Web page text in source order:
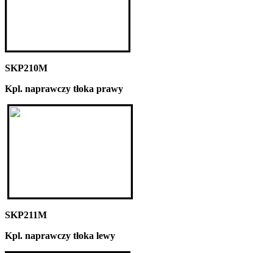
SKP210M
Kpl. naprawczy tłoka prawy
SKP211M
Kpl. naprawczy tłoka lewy